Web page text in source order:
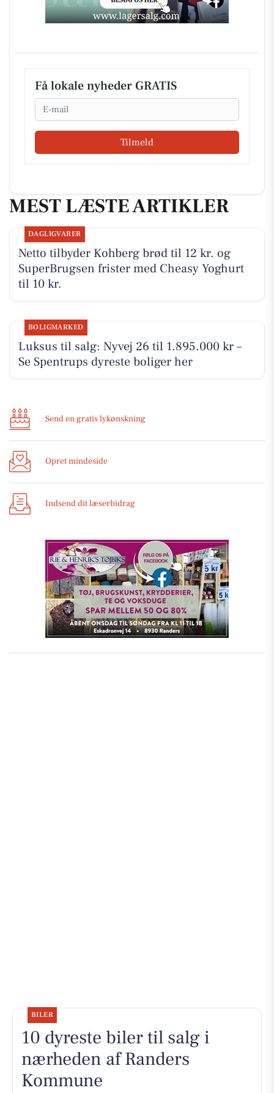
Få lokale nyheder GRATIS
Email
Tilmeld
MEST LÆSTE ARTIKLER
DAGLIGVARER
Netto tilbyder Kohberg brød til 12 kr. og
SuperBrugsen frister med Cheasy Yoghurt
til 10 kr.
BOLIGMARKED
Luksus til salg: Nyvej 26 til 1.895.000 kr –
Se Spentrups dyreste boliger her
Send en gratis lykønskning
Opret mindeside
Indsend dit læserbidrag
BILER
10 dyreste biler til salg i
nærheden af Randers
Kommune